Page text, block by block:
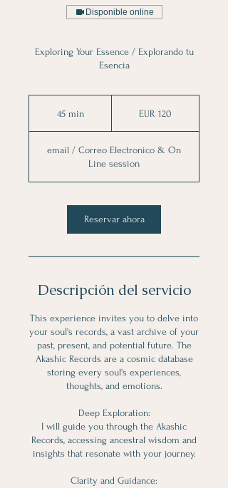
Disponible online
Exploring Your Essence / Explorando tu
Esencia
45 min4
m
n
EUR 120
email / Correo Electronico & On
Line session
Reservar ahora
Descripción del servicio
This experience invites you to delve into
your soul's records, a vast archive of your
past, present, and potential future. The
Akashic Records are a cosmic database
storing every soul's experiences,
thoughts, and emotions.
Deep Exploration:
I will guide you through the Akashic
Records, accessing ancestral wisdom and
insights that resonate with your journey.
Clarity and Guidance: